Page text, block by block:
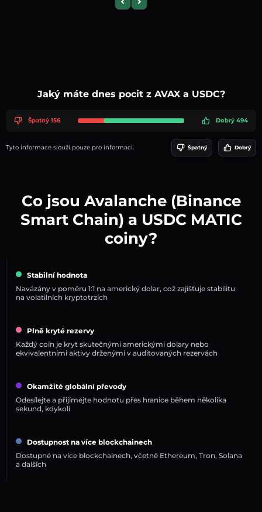
Previous slide
Next slide
Jaký máte dnes pocit z AVAX a USDC?
Špatný 156 Dobrý 494
Tyto informace slouží pouze pro informaci. Špatný Dobrý
Co jsou Avalanche (Binance
Smart Chain) a USDC MATIC
coiny?
Stabilní hodnota
Navázány v poměru 1:1 na americký dolar, což zajišťuje stabilitu
na volatilních kryptotrzích
Plně kryté rezervy
Každý coin je kryt skutečnými americkými dolary nebo
ekvivalentními aktivy drženými v auditovaných rezervách
Okamžité globální převody
Odesílejte a přijímejte hodnotu přes hranice během několika
sekund, kdykoli
Dostupnost na více blockchainech
Dostupné na více blockchainech, včetně Ethereum, Tron, Solana
a dalších